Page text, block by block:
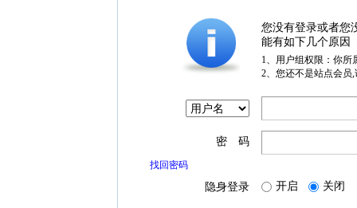
您没有登录或者您
能有如下几个原因
1、用户组权限：你所
2、您还不是站点会员
密 码
找回密码
隐身登录 开启 关闭